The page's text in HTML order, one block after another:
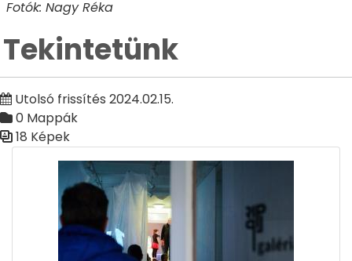
Fotók: Nagy Réka
Tekintetünk
Utolsó frissítés 2024.02.15.
0 Mappák
18 Képek